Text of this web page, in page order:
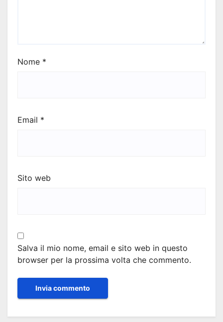
Nome *
Email *
Sito web
Salva il mio nome, email e sito web in questo
browser per la prossima volta che commento.